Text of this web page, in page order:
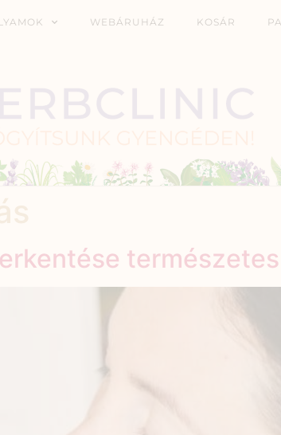
WEBÁRUHÁZ KOSÁR